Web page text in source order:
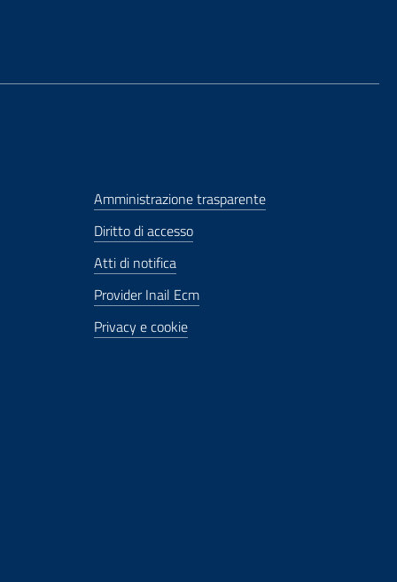
Amministrazione trasparente
Diritto di accesso
Atti di notifica
Provider Inail Ecm
Privacy e cookie